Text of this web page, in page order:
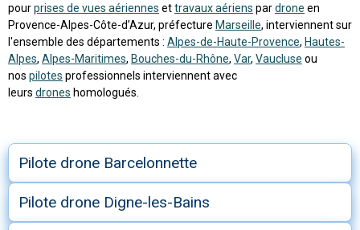
pourprises de vues aériennes ettravaux aériens pardrone en
Provence-Alpes-Côte-d’Azur, préfecture Marseille, interviennent sur
l'ensemble des départements : Alpes-de-Haute-Provence, Hautes-
Alpes, Alpes-Maritimes, Bouches-du-Rhône, Var, Vaucluse ou
nos pilotes professionnels interviennent avec
leurs drones homologués.
Pilote drone Barcelonnette
Pilote drone Digne-les-Bains